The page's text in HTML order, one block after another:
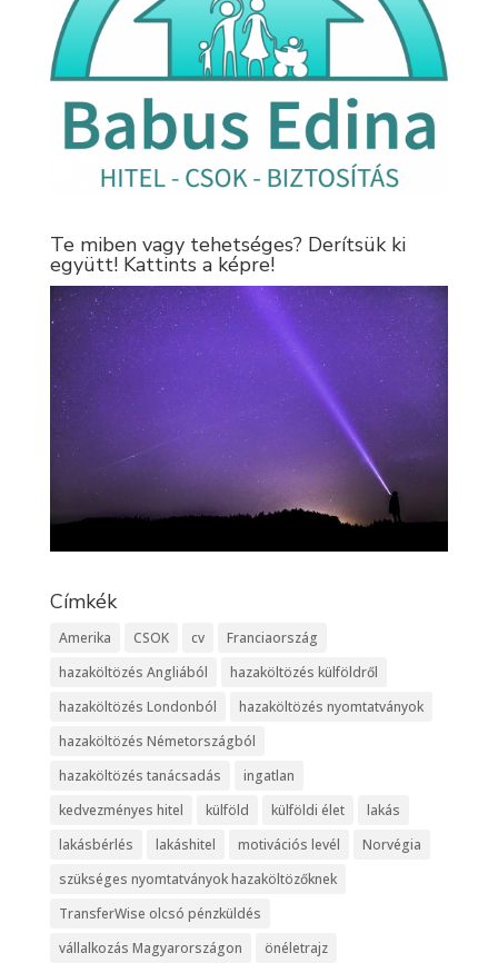
Te miben vagy tehetséges? Derítsük ki
együtt! Kattints a képre!
Címkék
Amerika CSOK cv
Franciaország
hazaköltözés Angliából
hazaköltözés külföldről
hazaköltözés Londonból
hazaköltözés nyomtatványok
hazaköltözés Németországból
hazaköltözés tanácsadás
ingatlan
kedvezményes hitel
külföld külföldi élet
lakás
lakásbérlés
lakáshitel motivációs levél
Norvégia
szükséges nyomtatványok hazaköltözőknek
TransferWise olcsó pénzküldés
vállalkozás Magyarországon
önéletrajz